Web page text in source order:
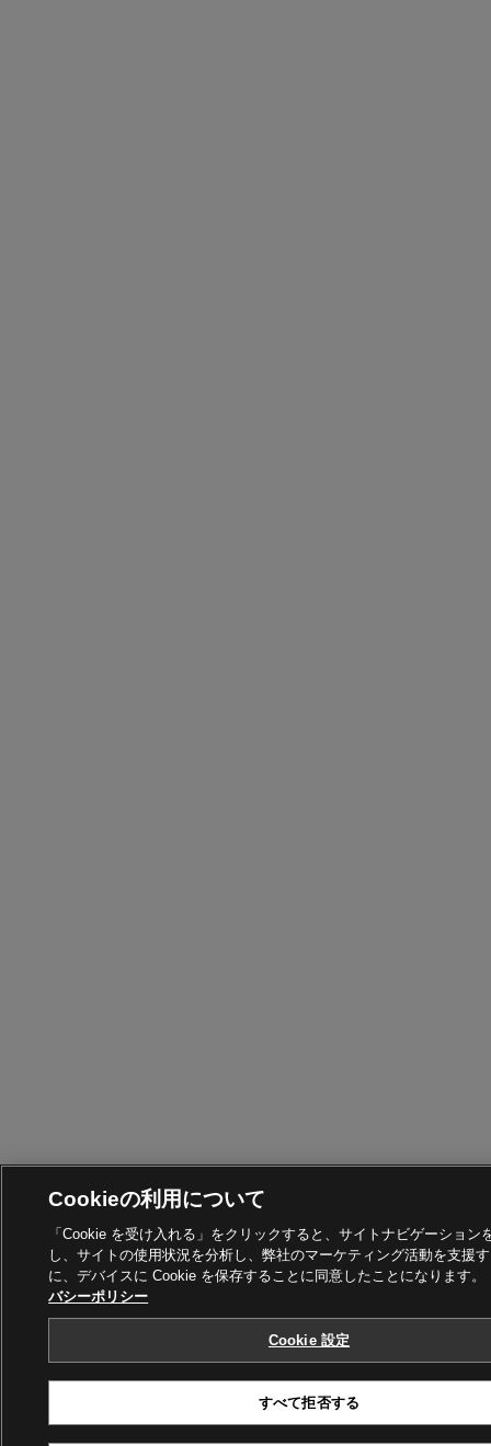
Cookieの利用について
「Cookie を受け入れる」をクリックすると、サイトナビゲーション
し、サイトの使用状況を分析し、弊社のマーケティング活動を支援
に、デバイスに Cookie を保存することに同意したことになります。
バシーポリシー
Cookie 設定
すべて拒否する